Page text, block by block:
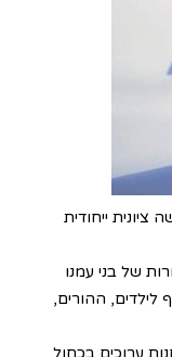
ייחודית
של בני עמנו
לילדים, ההורים,